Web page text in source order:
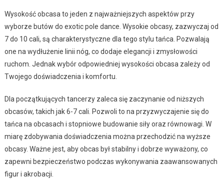
Wysokość obcasa to jeden z najważniejszych aspektów przy
wyborze butów do exotic pole dance. Wysokie obcasy, zazwyczaj od
7 do 10 cali, są charakterystyczne dla tego stylu tańca. Pozwalają
one na wydłużenie linii nóg, co dodaje elegancji i zmysłowości
ruchom. Jednak wybór odpowiedniej wysokości obcasa zależy od
Twojego doświadczenia i komfortu.
Dla początkujących tancerzy zaleca się zaczynanie od niższych
obcasów, takich jak 6-7 cali. Pozwoli to na przyzwyczajenie się do
tańca na obcasach i stopniowe budowanie siły oraz równowagi. W
miarę zdobywania doświadczenia można przechodzić na wyższe
obcasy. Ważne jest, aby obcas był stabilny i dobrze wyważony, co
zapewni bezpieczeństwo podczas wykonywania zaawansowanych
figur i akrobacji.